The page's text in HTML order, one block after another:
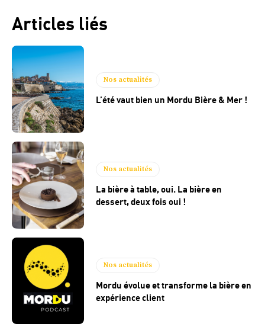
Articles liés
Nos actualités
L’été vaut bien un Mordu Bière & Mer !
Nos actualités
La bière à table, oui. La bière en
dessert, deux fois oui !
Nos actualités
Mordu évolue et transforme la bière en
expérience client